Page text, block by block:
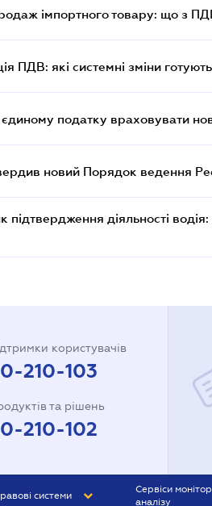
імпортного товару: що з
ПДВ: які системні зміни
податку враховувати
новий Порядок ведення
підтвердження діяльності
користувачів
210-103
та рішень
210-102
системи
Сервіси
аналізу